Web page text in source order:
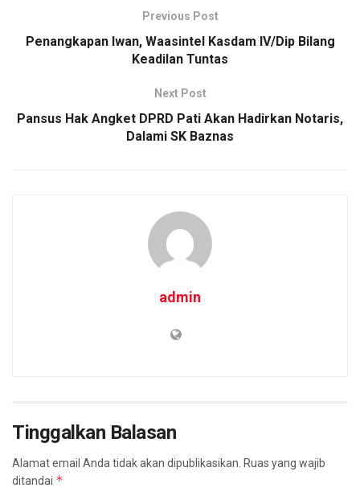
o
A
p
p
n
k
Previous Post
Penangkapan Iwan, Waasintel Kasdam IV/Dip Bilang
Keadilan Tuntas
Next Post
Pansus Hak Angket DPRD Pati Akan Hadirkan Notaris,
Dalami SK Baznas
admin
Tinggalkan Balasan
Alamat email Anda tidak akan dipublikasikan. Ruas yang wajib
ditandai *